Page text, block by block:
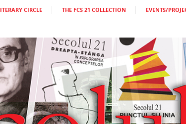
CIRCLE THE FCS 21 COLLECTION EVENTS/